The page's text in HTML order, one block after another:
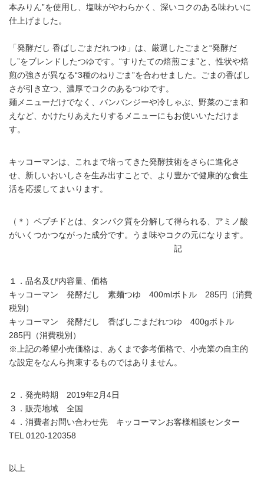
本みりん”を使用し、塩味がやわらかく、深いコクのある味わいに
仕上げました。
「発酵だし 香ばしごまだれつゆ」は、厳選したごまと“発酵だ
し”をブレンドしたつゆです。“すりたての焙煎ごま”と、性状や焙
煎の強さが異なる“3種のねりごま”を合わせました。ごまの香ばし
さが引き立つ、濃厚でコクのあるつゆです。
麺メニューだけでなく、バンバンジーや冷しゃぶ、野菜のごま和
えなど、かけたりあえたりするメニューにもお使いいただけま
す。
キッコーマンは、これまで培ってきた発酵技術をさらに進化さ
せ、新しいおいしさを生み出すことで、より豊かで健康的な食生
活を応援してまいります。
（＊）ペプチドとは、タンパク質を分解して得られる、アミノ酸
がいくつかつながった成分です。うま味やコクの元になります。
記
１．品名及び内容量、価格
キッコーマン 発酵だし 素麺つゆ 400mlボトル 285円（消費
税別）
キッコーマン 発酵だし 香ばしごまだれつゆ 400gボトル
285円（消費税別）
※上記の希望小売価格は、あくまで参考価格で、小売業の自主的
な設定をなんら拘束するものではありません。
２．発売時期 2019年2月4日
３．販売地域 全国
４．消費者お問い合わせ先 キッコーマンお客様相談センター
TEL 0120-120358
以上